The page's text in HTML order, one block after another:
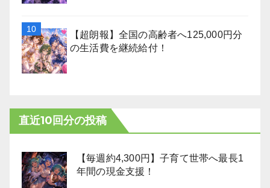
【超朗報】全国の高齢者へ125,000円分
の生活費を継続給付！
直近10回分の投稿
【毎週約4,300円】子育て世帯へ最長1
年間の現金支援！